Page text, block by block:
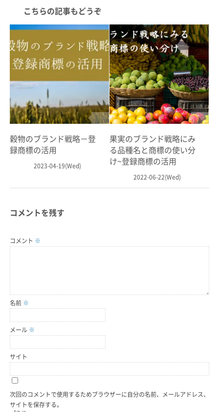
こちらの記事もどうぞ
0
穀物のブランド戦略－登
録商標の活用
2023-04-19(Wed)
0
果実のブランド戦略にみ
る品種名と商標の使い分
け~登録商標の活用
2022-06-22(Wed)
コメントを残す
コメント ※
名前 ※
メール ※
サイト
次回のコメントで使用するためブラウザーに自分の名前、メールアドレス、
サイトを保存する。